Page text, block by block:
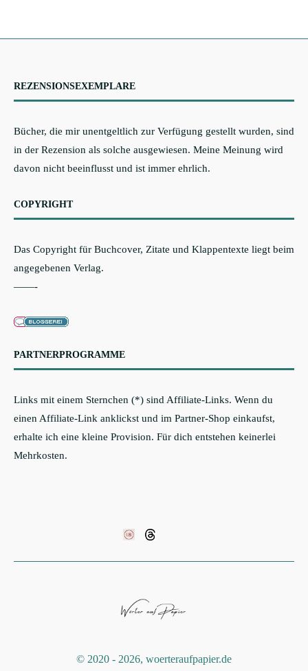
REZENSIONSEXEMPLARE
Bücher, die mir unentgeltlich zur Verfügung gestellt wurden, sind
in der Rezension als solche ausgewiesen. Meine Meinung wird
davon nicht beeinflusst und ist immer ehrlich.
COPYRIGHT
Das Copyright für Buchcover, Zitate und Klappentexte liegt beim
angegebenen Verlag.
——-
PARTNERPROGRAMME
Links mit einem Sternchen (*) sind Affiliate-Links. Wenn du
einen Affiliate-Link anklickst und im Partner-Shop einkaufst,
erhalte ich eine kleine Provision. Für dich entstehen keinerlei
Mehrkosten.
©️ 2020 - 2026, woerteraufpapier.de